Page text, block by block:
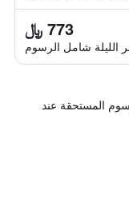
773 ﷼
الليلة شامل الرسوم
المستحقة عند